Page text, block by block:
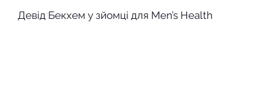
Девід Бекхем у зйомці для Men’s Health